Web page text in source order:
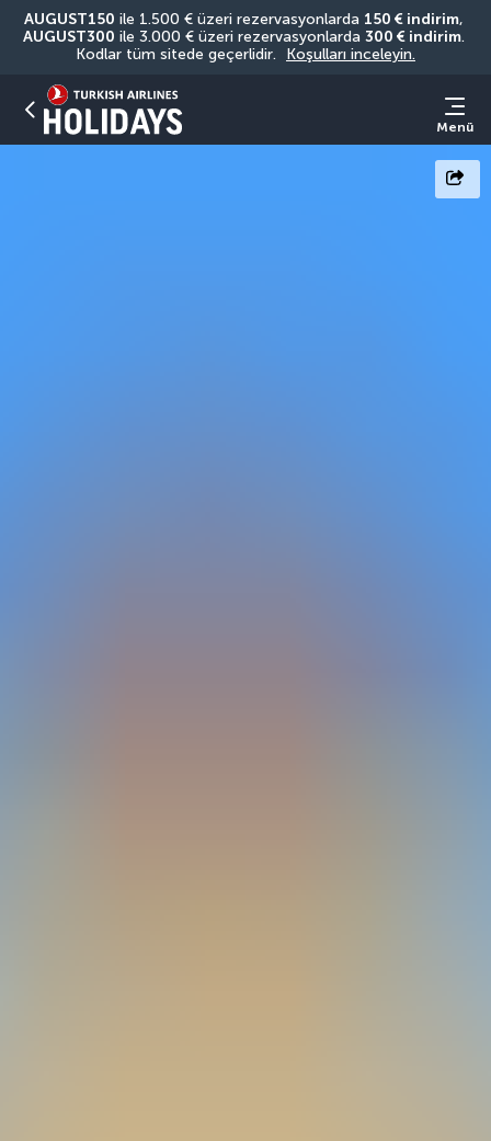
AUGUST150 ile 1.500 € üzeri rezervasyonlarda 150 € indirim
AUGUST300 ile 3.000 € üzeri rezervasyonlarda 300 € indirim.
Kodlar tüm sitede geçerlidir.
Koşulları inceleyin.
Menü